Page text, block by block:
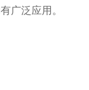
广泛应用。